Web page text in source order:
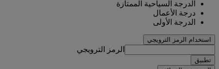
الدرجة السياحية الممتازة
درجة الأعمال
الدرجة الأولى
استخدام الرمز الترويجي
الرمز الترويجي
تطبيق